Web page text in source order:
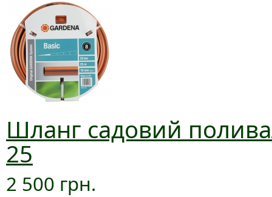
Шланг садовий
25
2 500 грн.